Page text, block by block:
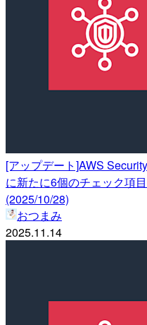
[アップデート]AWS
に新たに6個のチェック項
(2025/10/28)
おつまみ
2025.11.14